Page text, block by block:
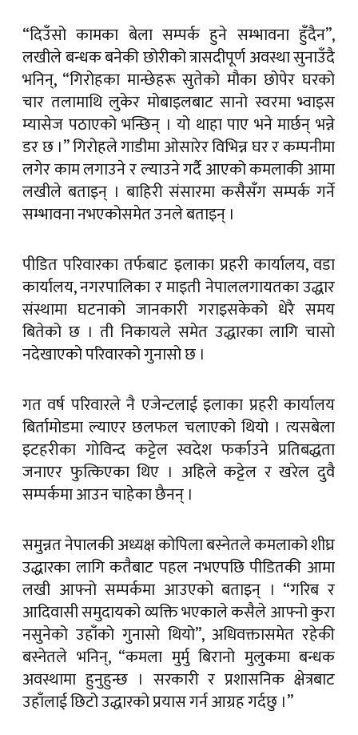
“दिउँसो कामका बेला सम्पर्क हुने सम्भावना हुँदैन”,
लखीले बन्धक बनेकी छोरीको त्रासदीपूर्ण अवस्था सुनाउँदै
भनिन्, “गिरोहका मान्छेहरू सुतेको मौका छोपेर घरको
चार तलामाथि लुकेर मोबाइलबाट सानो स्वरमा भ्वाइस
म्यासेज पठाएको भन्छिन् । यो थाहा पाए भने मार्छन् भन्ने
डर छ ।” गिरोहले गाडीमा ओसारेर विभिन्न घर र कम्पनीमा
लगेर काम लगाउने र ल्याउने गर्दै आएको कमलाकी आमा
लखीले बताइन् । बाहिरी संसारमा कसैसँग सम्पर्क गर्ने
सम्भावना नभएकोसमेत उनले बताइन् ।
पीडित परिवारका तर्फबाट इलाका प्रहरी कार्यालय, वडा
कार्यालय, नगरपालिका र माइती नेपाललगायतका उद्धार
संस्थामा घटनाको जानकारी गराइसकेको धेरै समय
बितेको छ । ती निकायले समेत उद्धारका लागि चासो
नदेखाएको परिवारको गुनासो छ ।
गत वर्ष परिवारले नै एजेन्टलाई इलाका प्रहरी कार्यालय
बिर्तामोडमा ल्याएर छलफल चलाएको थियो । त्यसबेला
इटहरीका गोविन्द कट्टेल स्वदेश फर्काउने प्रतिबद्धता
जनाएर फुत्किएका थिए । अहिले कट्टेल र खरेल दुवै
सम्पर्कमा आउन चाहेका छैनन् ।
समुन्नत नेपालकी अध्यक्ष कोपिला बस्नेतले कमलाको शीघ्र
उद्धारका लागि कतैबाट पहल नभएपछि पीडितकी आमा
लखी आफ्नो सम्पर्कमा आउएको बताइन् । “गरिब र
आदिवासी समुदायको व्यक्ति भएकाले कसैले आफ्नो कुरा
नसुनेको उहाँको गुनासो थियो”, अधिवक्तासमेत रहेकी
बस्नेतले भनिन्, “कमला मुर्मु बिरानो मुलुकमा बन्धक
अवस्थामा हुनुहुन्छ । सरकारी र प्रशासनिक क्षेत्रबाट
उहाँलाई छिटो उद्धारको प्रयास गर्न आग्रह गर्दछु ।”